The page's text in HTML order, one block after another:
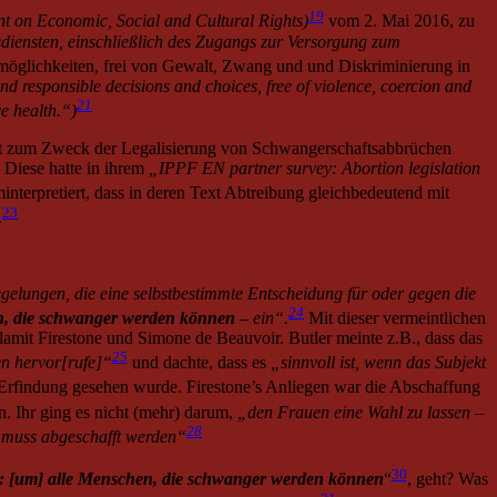
on Economic, Social and Cultural Rights)19vom 2. Mai 2016, zu
einschließlich des Zugangs zur Versorgung zum
frei von Gewalt, Zwang und und Diskriminierung in
responsible decisions and choices, free of violence, coercion and
health.“)21
Zweck der Legalisierung von Schwangerschaftsabbrüchen
hatte in ihrem
„IPPF EN partner survey: Abortion legislation
dass in deren Text Abtreibung gleichbedeutend mit
23
die eine selbstbestimmte Entscheidung für oder gegen die
die schwanger werden können – ein“.24 Mit dieser vermeintlichen
Firestone und Simone de Beauvoir. Butler meinte z.B., dass das
hervor[rufe]“25und dachte, dass es „sinnvoll ist, wenn das Subjekt
gesehen wurde. Firestone’s Anliegen war die Abschaffung
Ihr ging es nicht (mehr) darum, „den Frauen eine Wahl zu lassen –
abgeschafft werden“28
[um] alle Menschen, die schwanger werden können“30, geht? Was